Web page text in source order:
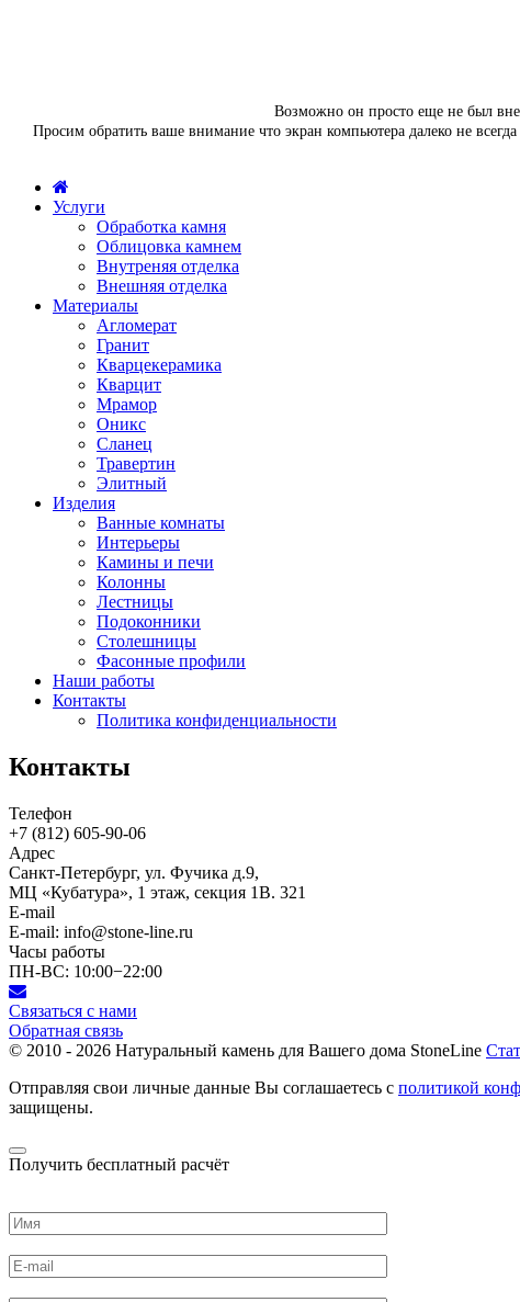
Возможно он просто еще не был
Просим обратить ваше внимание что экран компьютера далеко не
Услуги
Обработка камня
Облицовка камнем
Внутреняя отделка
Внешняя отделка
Материалы
Агломерат
Гранит
Кварцекерамика
Кварцит
Мрамор
Оникс
Сланец
Травертин
Элитный
Изделия
Ванные комнаты
Интерьеры
Камины и печи
Колонны
Лестницы
Подоконники
Столешницы
Фасонные профили
Наши работы
Контакты
Политика конфиденциальности
Контакты
Телефон
+7 (812) 605-90-06
Адрес
Санкт-Петербург, ул. Фучика д.9,
МЦ «Кубатура», 1 этаж, секция 1В. 321
E-mail
E-mail: info@stone-line.ru
Часы работы
ПН-ВС: 10:00−22:00
Связаться с нами
Обратная связь
© 2010 - 2026 Натуральный камень для Вашего дома StoneLine
Отправляя свои личные данные Вы соглашаетесь с политикой
защищены.
Получить бесплатный расчёт